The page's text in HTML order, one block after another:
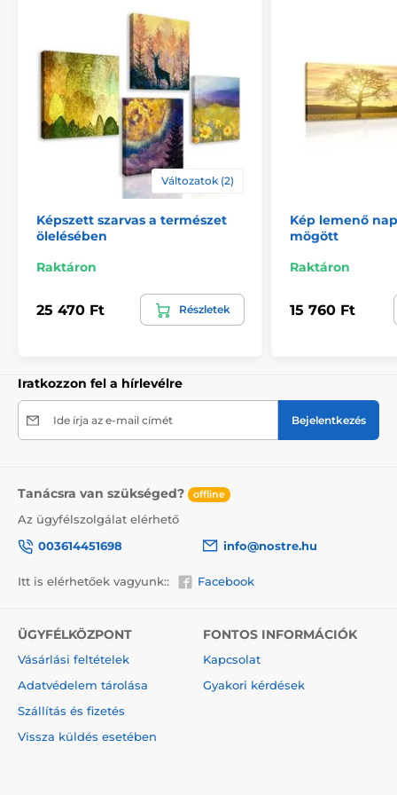
megerősítésére.
Biztonságos csomagolás
Fontos számunkra, hogy a műhelyünkből származó
kép biztonságosan házhoz kerüljön. Ezért alapos
minőségellenőrzés után vastag
túlmenően, hogy figyelmeztesse a szállítót a törékeny
termékre, ne felejtsük el a törékeny árukra vonatkozó
információkat elhelyezni a dobozon, ami csökkenti a
szállítás során bekövetkező sérülések mértékét.
Kiváló minőségű vászon, melynek súlya 370 g/m
biztosítják a színtelítettséget (12-16 menet, tinta
találhatók).
5V-os kartondobozba csomagolva.
Változatok (2)
Képszett szarvas a természet
ölelésében
Raktáron
25 470 Ft Részletek
Kép lemenő
mögött
Raktáron
15 760 Ft
Iratkozzon fel a hírlevélre
Ide írja az e-mail címét Bejelentkezés
Tanácsra van szükséged? offline
Az ügyfélszolgálat elérhető
003614451698
info@nostre.hu
Itt is elérhetőek vagyunk:: Facebook
ÜGYFÉLKÖZPONT
Vásárlási feltételek
Adatvédelem tárolása
Szállítás és fizetés
Vissza küldés esetében
FONTOS INFORMÁCIÓK
Kapcsolat
Gyakori kérdések